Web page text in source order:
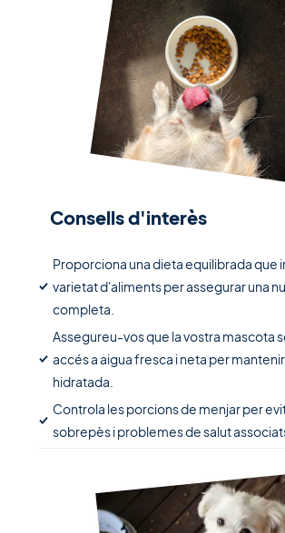
Consells d'interès
Proporciona una dieta equilibrada que
varietat d'aliments per assegurar una
completa.
Assegureu-vos que la vostra mascota
accés a aigua fresca i neta per
hidratada.
Controla les porcions de menjar per
sobrepès i problemes de salut